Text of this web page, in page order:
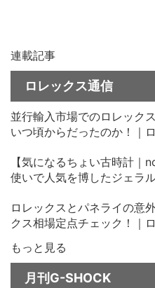
連載記事
ロレックス通信
並行輸入市場でのロレック
いつ頃からだったのか！｜
【気になるちょい古時計｜
使いで人気を博したジェラ
ロレックスとパネライの意
クス相場定点チェック！｜
もっと見る
月刊G-SHOCK